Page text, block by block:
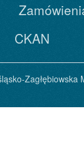
CKAN
Zagłębiowska